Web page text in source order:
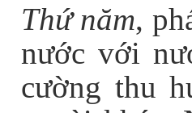
Thứ năm,
nước với
cường thu